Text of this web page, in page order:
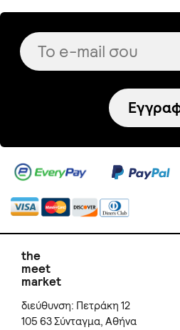
the
meet
market
διεύθυνση: Πετράκη 12
105 63 Σύνταγμα, Αθήνα